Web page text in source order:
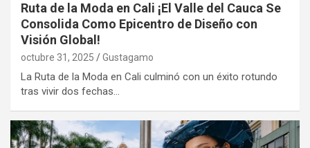
Ruta de la Moda en Cali ¡El Valle del Cauca Se
Consolida Como Epicentro de Diseño con
Visión Global!
octubre 31, 2025 Gustagamo
La Ruta de la Moda en Cali culminó con un éxito rotundo
tras vivir dos fechas…